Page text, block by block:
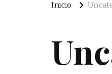
Inicio